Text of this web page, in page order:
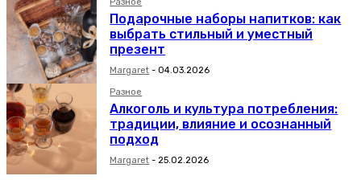
Подарочные наборы напитков: как
выбрать стильный и уместный
презент
Margaret - 04.03.2026
Разное
Алкоголь и культура потребления:
традиции, влияние и осознанный
подход
Margaret - 25.02.2026